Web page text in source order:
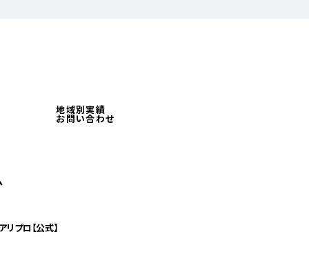
地域別実績
お問い合わせ
プロ【公式】